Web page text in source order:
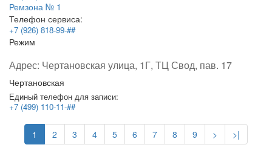
Ремзона № 1
Телефон сервиса:
+7 (926) 818-99-##
Режим
Адрес: Чертановская улица, 1Г, ТЦ Свод, пав. 17
Чертановская
Единый телефон для записи:
+7 (499) 110-11-##
1 2 3 4 5 6 7 8 9 > >|